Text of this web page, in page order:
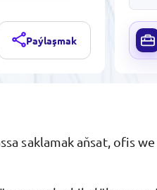
Paýlaşmak
saklamak aňsat, ofis